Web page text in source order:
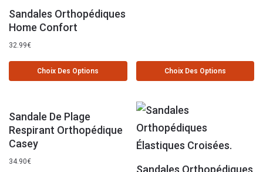
Sandales Orthopédiques
Home Confort
32.99€
Choix Des Options Choix Des Options
Sandale De Plage
Respirant Orthopédique
Casey
34.90€
Sandales Orthopédiques